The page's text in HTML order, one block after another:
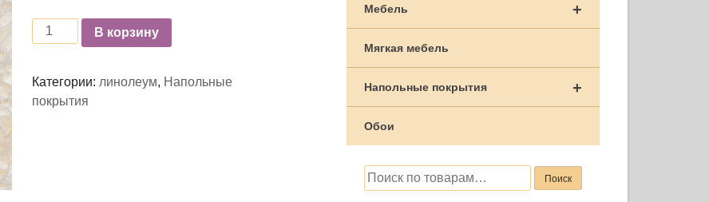
КоличествоВ корзину
Категории: линолеум, Напольные
покрытия
+
Мебель
Мягкая мебель
+
Напольные покрытия
Обои
Искать: Поиск